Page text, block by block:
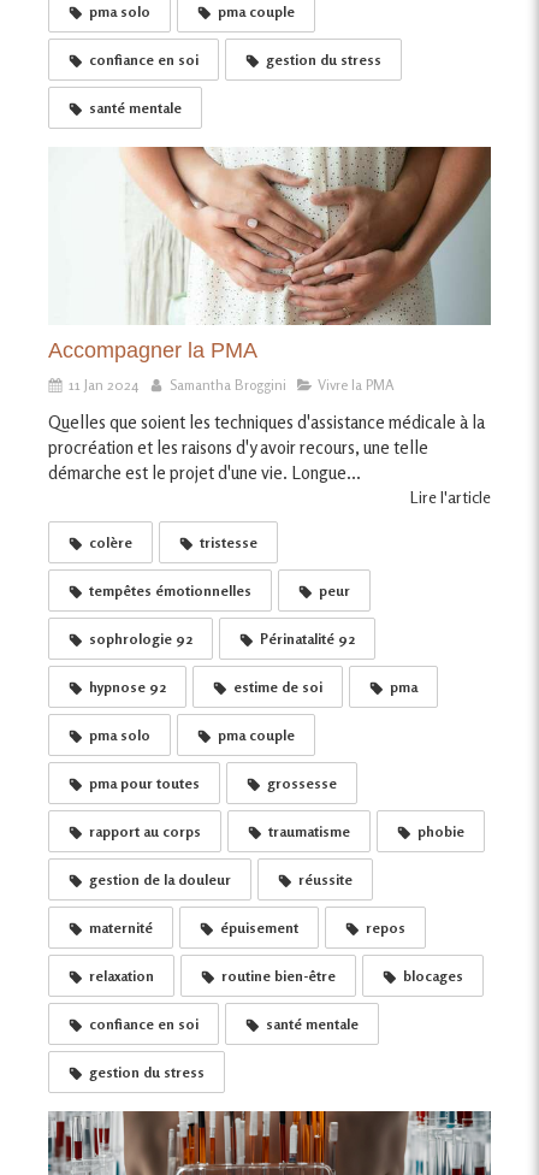
pma solo pma couple
confiance en soi gestion du stress
santé mentale
Accompagner la PMA
11 Jan 2024 Samantha Broggini Vivre la PMA
Quelles que soient les techniques d'assistance médicale à la
procréation et les raisons d'y avoir recours, une telle
démarche est le projet d'une vie. Longue...
Lire l'article
colère tristesse
tempêtes émotionnelles peur
sophrologie 92 Périnatalité 92
hypnose 92 estime de soi pma
pma solo pma couple
pma pour toutes grossesse
rapport au corps traumatisme phobie
gestion de la douleur réussite
maternité épuisement repos
relaxation routine bien-être blocages
confiance en soi santé mentale
gestion du stress